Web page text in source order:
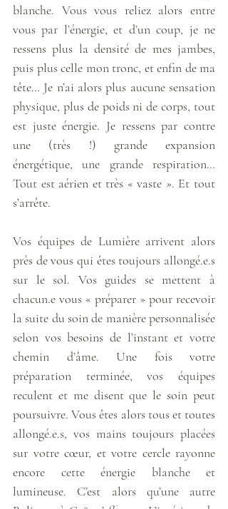
blanche. Vous vous reliez alors entre
vous par l’énergie, et d’un coup, je ne
ressens plus la densité de mes jambes,
puis plus celle mon tronc, et enfin de ma
tête… Je n’ai alors plus aucune sensation
physique, plus de poids ni de corps, tout
est juste énergie. Je ressens par contre
une (très !) grande expansion
énergétique, une grande respiration…
Tout est aérien et très « vaste ». Et tout
s’arrête.
Vos équipes de Lumière arrivent alors
près de vous qui êtes toujours allongé.e.s
sur le sol. Vos guides se mettent à
chacun.e vous « préparer » pour recevoir
la suite du soin de manière personnalisée
selon vos besoins de l’instant et votre
chemin d’âme. Une fois votre
préparation terminée, vos équipes
reculent et me disent que le soin peut
poursuivre. Vous êtes alors tous et toutes
allongé.e.s, vos mains toujours placées
sur votre cœur, et votre cercle rayonne
encore cette énergie blanche et
lumineuse. C’est alors qu’une autre